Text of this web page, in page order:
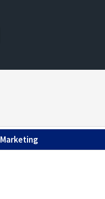
Marketing